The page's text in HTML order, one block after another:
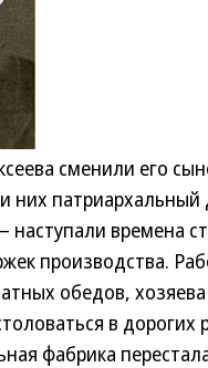
сменили его
них патриархальный
времена
производства.
обедов,
в дорогих
фабрика